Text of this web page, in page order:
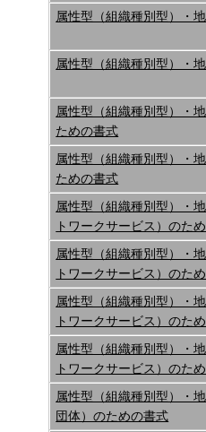
属性型（組織種別型）・
属性型（組織種別型）・
属性型（組織種別型）・
ための書式
属性型（組織種別型）・
ための書式
属性型（組織種別型）・
トワークサービス）のた
属性型（組織種別型）・
トワークサービス）のた
属性型（組織種別型）・
トワークサービス）のた
属性型（組織種別型）・
トワークサービス）のた
属性型（組織種別型）・
団体）のための書式